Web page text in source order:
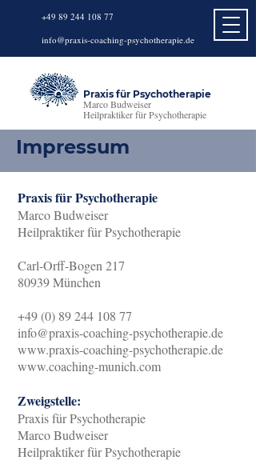
+49 89 244 108 77
info@praxis-coaching-psychotherapie.de
Praxis für Psychotherapie
Marco Budweiser
Heilpraktiker für Psychotherapie
Impressum
Praxis für Psychotherapie
Marco Budweiser
Heilpraktiker für Psychotherapie
Carl-Orff-Bogen 217
80939 München
+49 (0) 89 244 108 77
info@praxis-coaching-psychotherapie.de
www.praxis-coaching-psychotherapie.de
www.coaching-munich.com
Zweigstelle:
Praxis für Psychotherapie
Marco Budweiser
Heilpraktiker für Psychotherapie